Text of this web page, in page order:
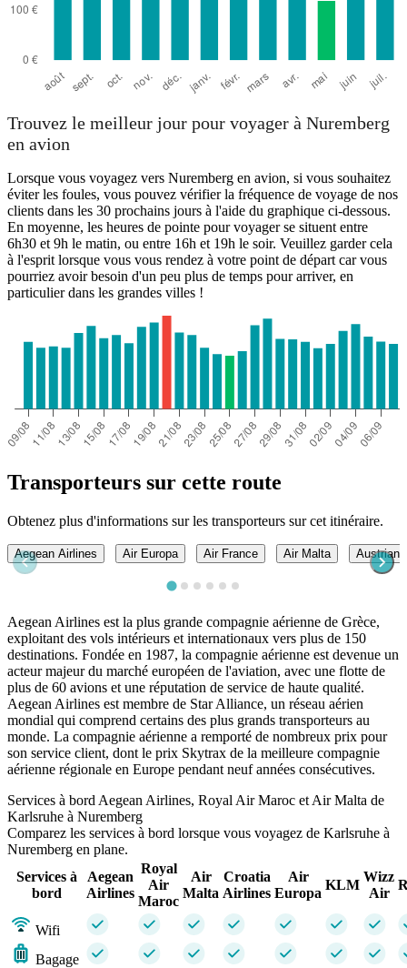
Trouvez le meilleur jour pour voyager à Nuremberg
en avion
Lorsque vous voyagez vers Nuremberg en avion, si vous souhaitez
éviter les foules, vous pouvez vérifier la fréquence de voyage de nos
clients dans les 30 prochains jours à l'aide du graphique ci-dessous.
En moyenne, les heures de pointe pour voyager se situent entre
6h30 et 9h le matin, ou entre 16h et 19h le soir. Veuillez garder cela
à l'esprit lorsque vous vous rendez à votre point de départ car vous
pourriez avoir besoin d'un peu plus de temps pour arriver, en
particulier dans les grandes villes !
Transporteurs sur cette route
Obtenez plus d'informations sur les transporteurs sur cet itinéraire.
Aegean Airlines Air Europa Air France Air Malta Austrian
Aegean Airlines est la plus grande compagnie aérienne de Grèce,
exploitant des vols intérieurs et internationaux vers plus de 150
destinations. Fondée en 1987, la compagnie aérienne est devenue un
acteur majeur du marché européen de l'aviation, avec une flotte de
plus de 60 avions et une réputation de service de haute qualité.
Aegean Airlines est membre de Star Alliance, un réseau aérien
mondial qui comprend certains des plus grands transporteurs au
monde. La compagnie aérienne a remporté de nombreux prix pour
son service client, dont le prix Skytrax de la meilleure compagnie
aérienne régionale en Europe pendant neuf années consécutives.
Services à bord Aegean Airlines, Royal Air Maroc et Air Malta de
Karlsruhe à Nuremberg
Comparez les services à bord lorsque vous voyagez de Karlsruhe à
Nuremberg en plane.
Services à
bord
Aegean
Airlines
Royal
Air
Maroc
Air
Malta
Croatia
Airlines
Air
Europa
KLM
Wizz
Air
Wifi
Bagage